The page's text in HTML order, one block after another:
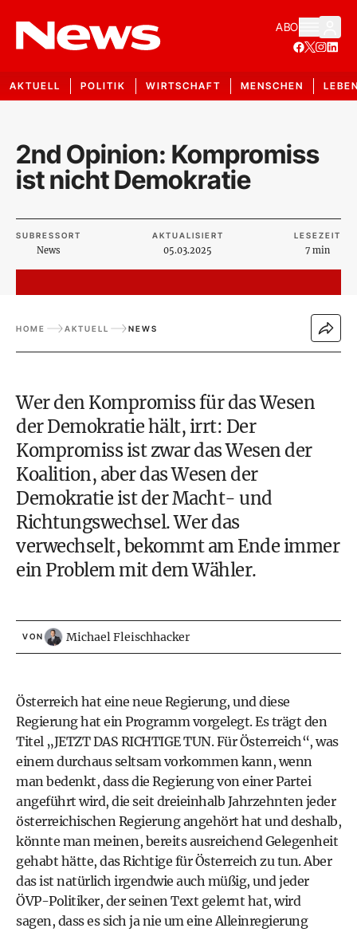
ABO
AKTUELL POLITIK WIRTSCHAFT MENSCHEN
2nd Opinion: Kompromiss
ist nicht Demokratie
SUBRESSORT
News
AKTUALISIERT
05.03.2025
LESEZEIT
7 min
HOME AKTUELL NEWS
Wer den Kompromiss für das Wesen
der Demokratie hält, irrt: Der
Kompromiss ist zwar das Wesen der
Koalition, aber das Wesen der
Demokratie ist der Macht- und
Richtungswechsel. Wer das
verwechselt, bekommt am Ende immer
ein Problem mit dem Wähler.
VON Michael Fleischhacker
Österreich hat eine neue Regierung, und diese
Regierung hat ein Programm vorgelegt. Es trägt den
Titel „JETZT DAS RICHTIGE TUN. Für Österreich“, was
einem durchaus seltsam vorkommen kann, wenn
man bedenkt, dass die Regierung von einer Partei
angeführt wird, die seit dreieinhalb Jahrzehnten jeder
österreichischen Regierung angehört hat und deshalb,
könnte man meinen, bereits ausreichend Gelegenheit
gehabt hätte, das Richtige für Österreich zu tun. Aber
das ist natürlich irgendwie auch müßig, und jeder
ÖVP-Politiker, der seinen Text gelernt hat, wird
sagen, dass es sich ja nie um eine Alleinregierung